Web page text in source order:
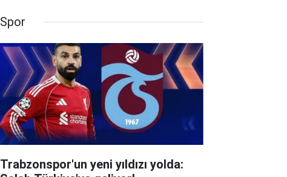
Spor
Trabzonspor'un yeni yıldızı yolda: